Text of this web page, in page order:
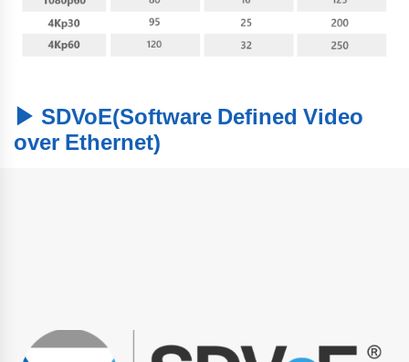
▶ SDVoE(Software Defined Video
over Ethernet)